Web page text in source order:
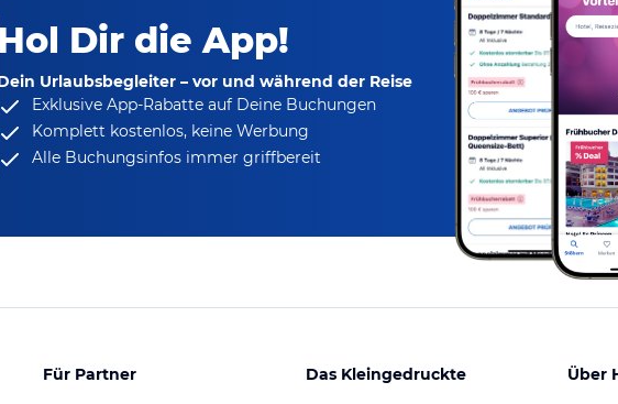
Hol Dir die App!
Urlaubsbegleiter – vor und während der Reise
Exklusive App-Rabatteauf Deine Buchungen
Komplett kostenlos, keine Werbung
Alle Buchungsinfos immer griffbereit
Für Partner Das Kleingedruckte Über